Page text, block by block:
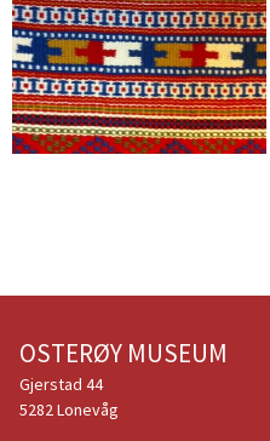
OSTERØY MUSEUM
Gjerstad 44
5282 Lonevåg